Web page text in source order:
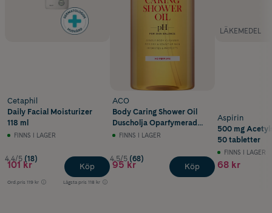
Cetaphil
Daily Facial Moisturizer
118 ml
FINNS I LAGER
4.4/5 (18)
101 kr
Ord.pris 119 kr Lägsta pris 118 kr
Köp
ACO
Body Caring Shower Oil
Duscholja Oparfymerad
400 ml
FINNS I LAGER
4.5/5 (68)
95 kr Köp
LÄKEMEDEL
Aspirin
500 mg
50 tabletter
FINNS I LAGER
68 kr